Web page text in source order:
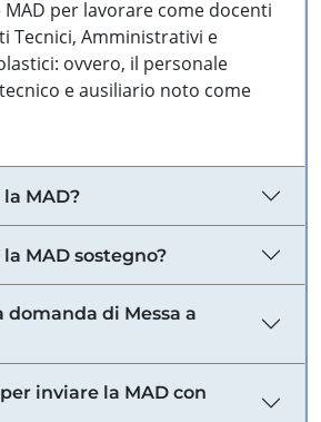
per lavorare come docenti
Tecnici, Amministrativi e
ovvero, il personale
e ausiliario noto come
MAD?
MAD sostegno?
domanda di Messa a
inviare la MAD con